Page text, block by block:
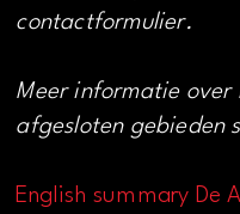
contactformulier.
Meer informatie over
afgesloten gebieden
English summary De